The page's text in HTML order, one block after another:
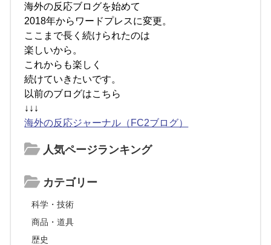
海外の反応ブログを始めて
2018年からワードプレスに変更。
ここまで長く続けられたのは
楽しいから。
これからも楽しく
続けていきたいです。
以前のブログはこちら
↓↓↓
海外の反応ジャーナル（FC2ブログ）
人気ページランキング
カテゴリー
科学・技術
商品・道具
歴史